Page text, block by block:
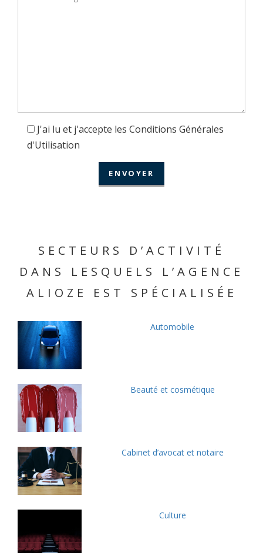
J'ai lu et j'accepte les Conditions Générales
d'Utilisation
SECTEURS D’ACTIVITÉ
DANS LESQUELS L’AGENCE
ALIOZE EST SPÉCIALISÉE
Automobile
Beauté et cosmétique
Cabinet d’avocat et notaire
Culture